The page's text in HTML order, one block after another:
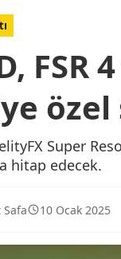
FSR
özel
Super
hitap edecek.
10 Ocak 2025